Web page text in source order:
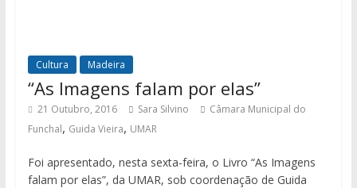
Cultura Madeira
“As Imagens falam por elas”
21 Outubro, 2016 Sara Silvino
Câmara Municipal do
Funchal, Guida Vieira, UMAR
Foi apresentado, nesta sexta-feira, o Livro “As Imagens
falam por elas”, da UMAR, sob coordenação de Guida